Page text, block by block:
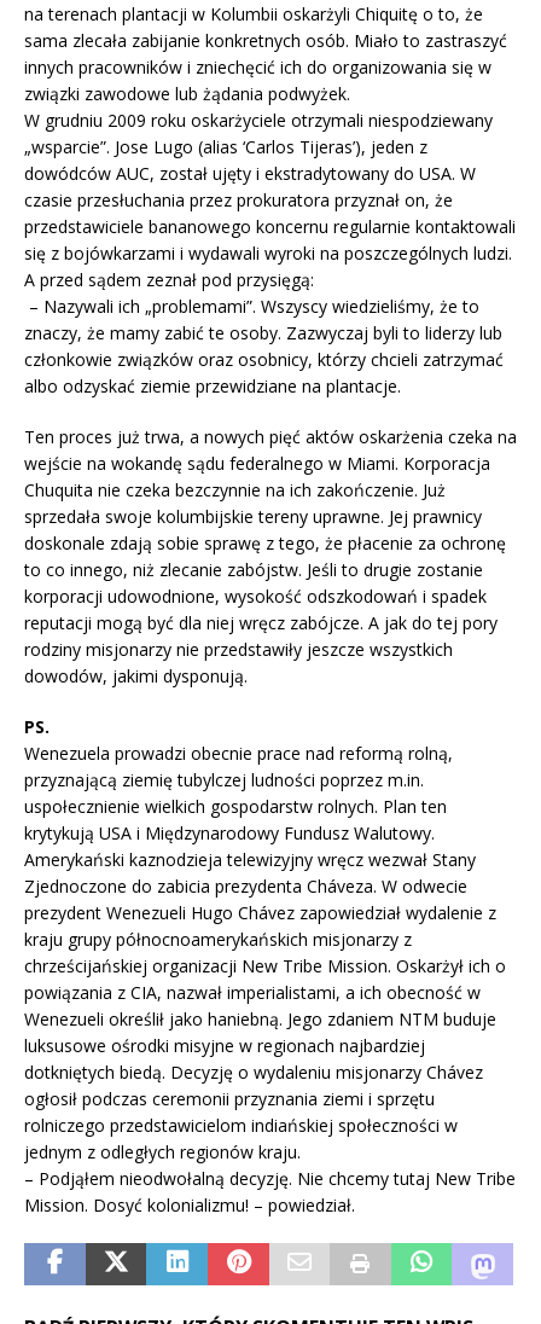
na terenach plantacji w Kolumbii oskarżyli Chiquitę o to, że
sama zlecała zabijanie konkretnych osób. Miało to zastraszyć
innych pracowników i zniechęcić ich do organizowania się w
związki zawodowe lub żądania podwyżek.
W grudniu 2009 roku oskarżyciele otrzymali niespodziewany
„wsparcie”. Jose Lugo (alias ‘Carlos Tijeras’), jeden z
dowódców AUC, został ujęty i ekstradytowany do USA. W
czasie przesłuchania przez prokuratora przyznał on, że
przedstawiciele bananowego koncernu regularnie kontaktowali
się z bojówkarzami i wydawali wyroki na poszczególnych ludzi.
A przed sądem zeznał pod przysięgą:
– Nazywali ich „problemami”. Wszyscy wiedzieliśmy, że to
znaczy, że mamy zabić te osoby. Zazwyczaj byli to liderzy lub
członkowie związków oraz osobnicy, którzy chcieli zatrzymać
albo odzyskać ziemie przewidziane na plantacje.
Ten proces już trwa, a nowych pięć aktów oskarżenia czeka na
wejście na wokandę sądu federalnego w Miami. Korporacja
Chuquita nie czeka bezczynnie na ich zakończenie. Już
sprzedała swoje kolumbijskie tereny uprawne. Jej prawnicy
doskonale zdają sobie sprawę z tego, że płacenie za ochronę
to co innego, niż zlecanie zabójstw. Jeśli to drugie zostanie
korporacji udowodnione, wysokość odszkodowań i spadek
reputacji mogą być dla niej wręcz zabójcze. A jak do tej pory
rodziny misjonarzy nie przedstawiły jeszcze wszystkich
dowodów, jakimi dysponują.
PS.
Wenezuela prowadzi obecnie prace nad reformą rolną,
przyznającą ziemię tubylczej ludności poprzez m.in.
uspołecznienie wielkich gospodarstw rolnych. Plan ten
krytykują USA i Międzynarodowy Fundusz Walutowy.
Amerykański kaznodzieja telewizyjny wręcz wezwał Stany
Zjednoczone do zabicia prezydenta Cháveza. W odwecie
prezydent Wenezueli Hugo Chávez zapowiedział wydalenie z
kraju grupy północnoamerykańskich misjonarzy z
chrześcijańskiej organizacji New Tribe Mission. Oskarżył ich o
powiązania z CIA, nazwał imperialistami, a ich obecność w
Wenezueli określił jako haniebną. Jego zdaniem NTM buduje
luksusowe ośrodki misyjne w regionach najbardziej
dotkniętych biedą. Decyzję o wydaleniu misjonarzy Chávez
ogłosił podczas ceremonii przyznania ziemi i sprzętu
rolniczego przedstawicielom indiańskiej społeczności w
jednym z odległych regionów kraju.
– Podjąłem nieodwołalną decyzję. Nie chcemy tutaj New Tribe
Mission. Dosyć kolonializmu! – powiedział.